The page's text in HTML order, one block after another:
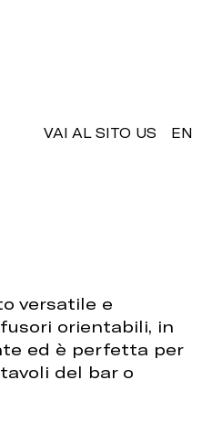
VAI AL SITO US EN
versatile e
orientabili, in
ed è perfetta per
del bar o